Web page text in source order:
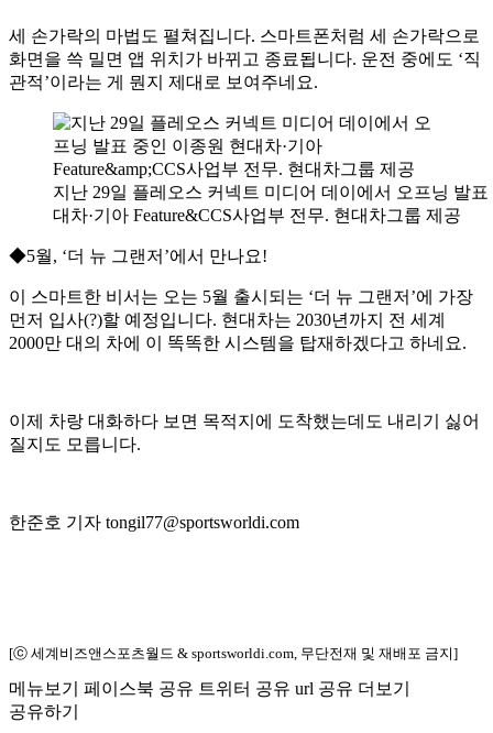
세 손가락의 마법도 펼쳐집니다. 스마트폰처럼 세 손가락으로
화면을 쓱 밀면 앱 위치가 바뀌고 종료됩니다. 운전 중에도 ‘직
관적’이라는 게 뭔지 제대로 보여주네요.
지난 29일 플레오스 커넥트 미디어 데이에서 오프닝 발
대차·기아 Feature&CCS사업부 전무. 현대차그룹 제공
◆5월, ‘더 뉴 그랜저’에서 만나요!
이 스마트한 비서는 오는 5월 출시되는 ‘더 뉴 그랜저’에 가장
먼저 입사(?)할 예정입니다. 현대차는 2030년까지 전 세계
2000만 대의 차에 이 똑똑한 시스템을 탑재하겠다고 하네요.
이제 차랑 대화하다 보면 목적지에 도착했는데도 내리기 싫어
질지도 모릅니다.
한준호 기자 tongil77@sportsworldi.com
[ⓒ 세계비즈앤스포츠월드 & sportsworldi.com, 무단전재 및 재배포 금지]
메뉴보기 페이스북 공유 트위터 공유 url 공유 더보기
공유하기